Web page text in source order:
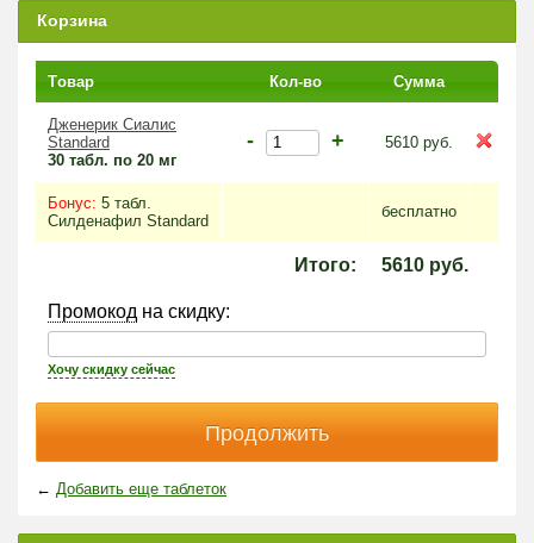
Корзина
Tовар Кол-во Сумма
Дженерик Сиалис
Standard
30 табл. по 20 мг
- + 5610 руб.
Бонус: 5 табл.
Силденафил Standard
бесплатно
Итого: 5610 руб.
Промокод на скидку:
Хочу скидку сейчас
← Добавить еще таблеток